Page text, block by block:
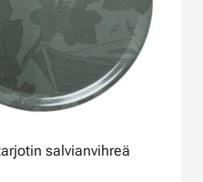
salvianvihreä